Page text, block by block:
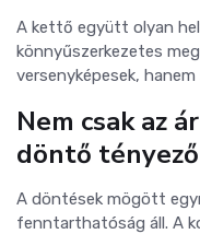
A kettő együtt olyan
könnyűszerkezetes
versenyképesek,
Nem csak az
döntő
A döntések mögött
fenntarthatóság áll. A